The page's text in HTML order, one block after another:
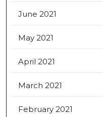
June 2021
May 2021
April 2021
March 2021
February 2021